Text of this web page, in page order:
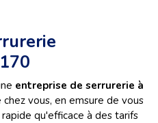
entreprise de serrurerie à
vous, en emsure de vous
qu'efficace à des tarifs